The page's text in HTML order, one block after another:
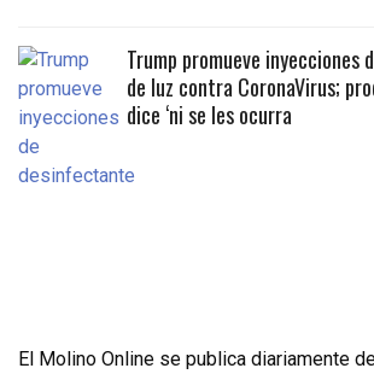
Trump promueve inyecciones
de luz contra CoronaVirus;
dice ‘ni se les ocurra
El Molino Online se publica diariamente